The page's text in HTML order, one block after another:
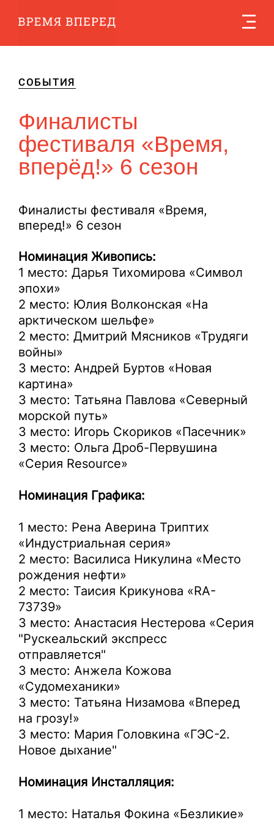
СОБЫТИЯ
Финалисты
фестиваля «Время,
вперёд!» 6 сезон
Финалисты фестиваля «Время,
вперед!» 6 сезон
Номинация Живопись:
1 место: Дарья Тихомирова «Символ
эпохи»
2 место: Юлия Волконская «На
арктическом шельфе»
2 место: Дмитрий Мясников «Трудяги
войны»
3 место: Андрей Буртов «Новая
картина»
3 место: Татьяна Павлова «Северный
морской путь»
3 место: Игорь Скориков «Пасечник»
3 место: Ольга Дроб-Первушина
«Серия Resource»
Номинация Графика:
1 место: Рена Аверина Триптих
«Индустриальная серия»
2 место: Василиса Никулина «Место
рождения нефти»
2 место: Таисия Крикунова «RA-
73739»
3 место: Анастасия Нестерова «Серия
"Рускеальский экспресс
отправляется"
3 место: Анжела Кожова
«Судомеханики»
3 место: Татьяна Низамова «Вперед
на грозу!»
3 место: Мария Головкина «ГЭС-2.
Новое дыхание"
Номинация Инсталляция:
1 место: Наталья Фокина «Безликие»